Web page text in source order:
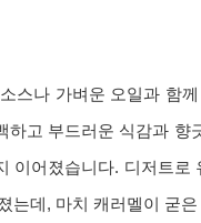
스나 가벼운 오일과 함
하고 부드러운 식감과
이어졌습니다. 디저트
는데, 마치 캐러멜이 굳